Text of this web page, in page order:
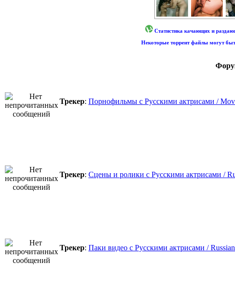
Статистика качающих и
Некоторые торрент файлы могут
Трекер: Порнофильмы с Русскими актрисами /
Трекер: Сцены и ролики с Русскими актрисами /
Трекер: Паки видео с Русскими актрисами /